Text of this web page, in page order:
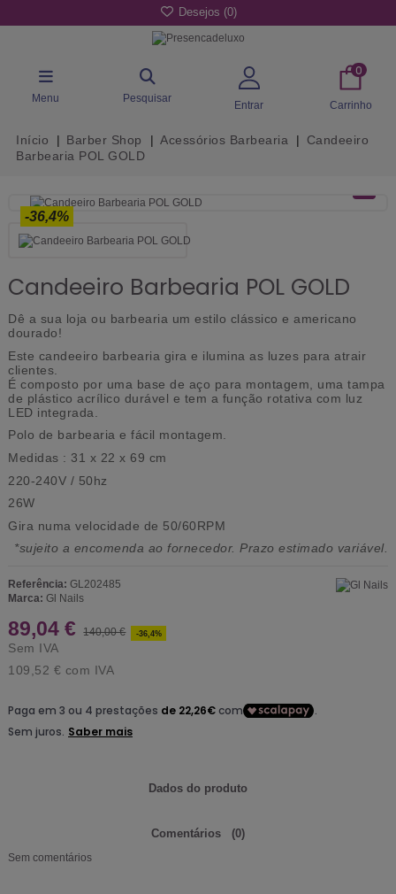
Desejos (0)
Menu Pesquisar
Entrar
0
Carrinho
Início Barber Shop Acessórios Barbearia
Candeeiro
Barbearia POL GOLD
-36,4%
Candeeiro Barbearia POL GOLD
Dê a sua loja ou barbearia um estilo clássico e americano
dourado!
Este candeeiro barbearia gira e ilumina as luzes para atrair
clientes.
É composto por uma base de aço para montagem, uma tampa
de plástico acrílico durável e tem a função rotativa com luz
LED integrada.
Polo de barbearia e fácil montagem.
Medidas : 31 x 22 x 69 cm
220-240V / 50hz
26W
Gira numa velocidade de 50/60RPM
*sujeito a encomenda ao fornecedor. Prazo estimado variável.
Referência: GL202485
Marca: Gl Nails
89,04 € 140,00 € -36,4%
Sem IVA
109,52 € com IVA
Dados do produto
Comentários (0)
Sem comentários